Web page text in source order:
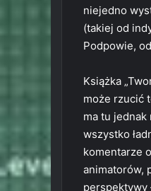
niejedno
(takiej od
Podpowie,
Książka
może rzucić
ma tu
wszystko
komentarze
animatorów,
perspektywy